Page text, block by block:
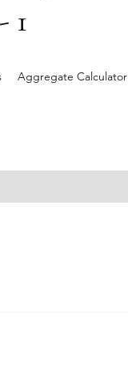
1
Aggregate Calculator